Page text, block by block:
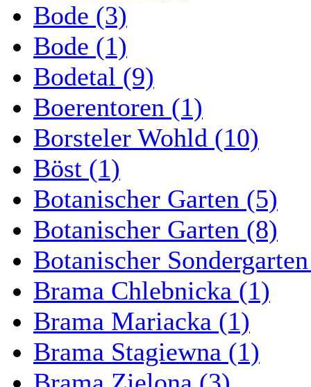
Bode (3)
Bode (1)
Bodetal (9)
Boerentoren (1)
Borsteler Wohld (10)
Böst (1)
Botanischer Garten (5)
Botanischer Garten (8)
Botanischer
Brama Chlebnicka (1)
Brama Mariacka (1)
Brama Stagiewna (1)